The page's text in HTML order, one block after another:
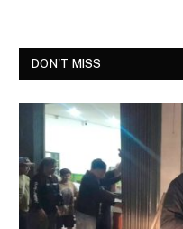
DON'T MISS